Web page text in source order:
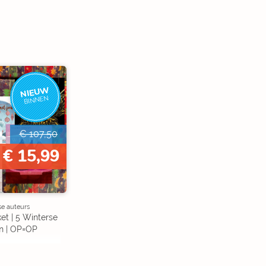
NIEUW
BINNEN
€ 107,50
€ 15,99
auteurs
| 5 Winterse
| OP=OP